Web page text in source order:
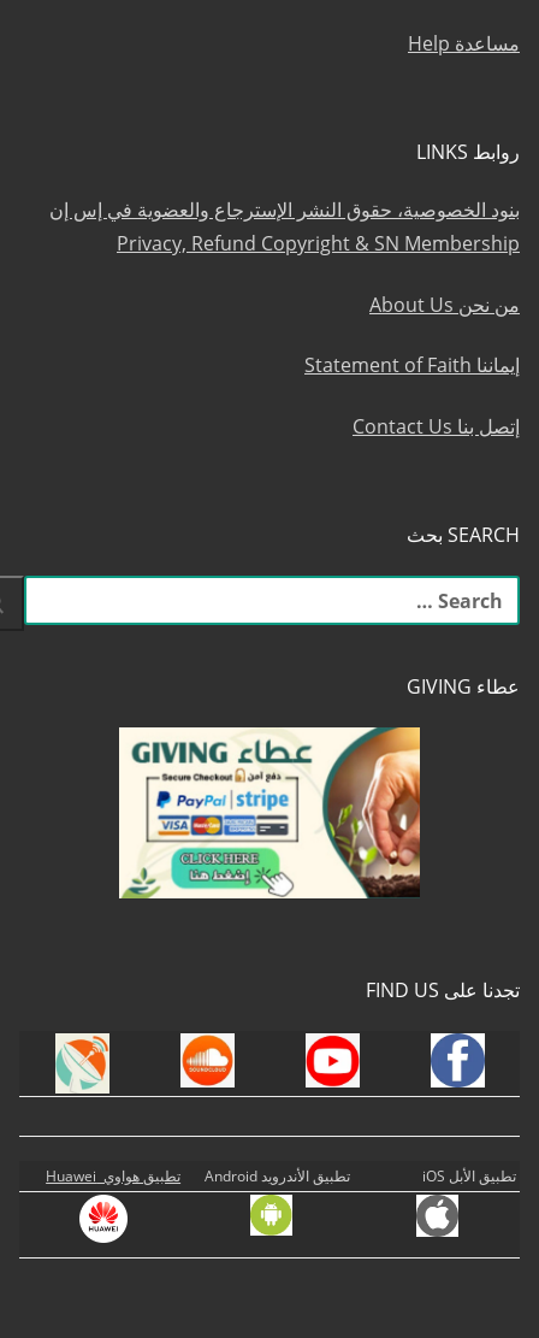
مساعدة Help
روابط LINKS
بنود الخصوصية، حقوق النشر الإسترجاع والعضوية في إس إن
Privacy, Refund Copyright & SN Membership
من نحن About Us
إيماننا Statement of Faith
إتصل بنا Contact Us
SEARCH بحث
البحث
عن:
عطاء GIVING
تجدنا على FIND US
تطبيق الأبل iOS تطبيق الأندرويد Android تطبيق هواوي Huawei